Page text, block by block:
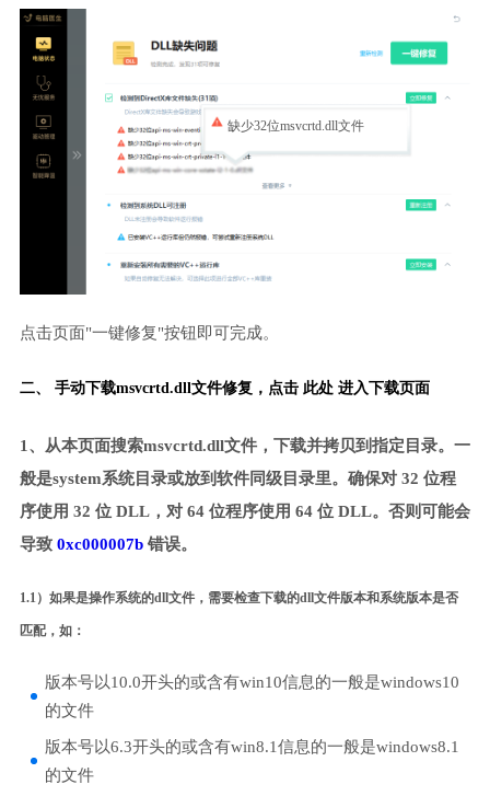
缺少32位msvcrtd.dll文件
点击页面"一键修复"按钮即可完成。
二、 手动下载msvcrtd.dll文件修复， 点击 此处 进入下载页面
1、从本页面搜索msvcrtd.dll文件，下载并拷贝到指定目录。一
般是system系统目录或放到软件同级目录里。确保对 32 位程
序使用 32 位 DLL，对 64 位程序使用 64 位 DLL。否则可能会
导致 0xc000007b错误。
1.1）如果是操作系统的dll文件，需要检查下载的dll文件版本和系统版本是否
匹配，如：
版本号以10.0开头的或含有win10信息的一般是windows10
的文件
版本号以6.3开头的或含有win8.1信息的一般是windows8.1
的文件